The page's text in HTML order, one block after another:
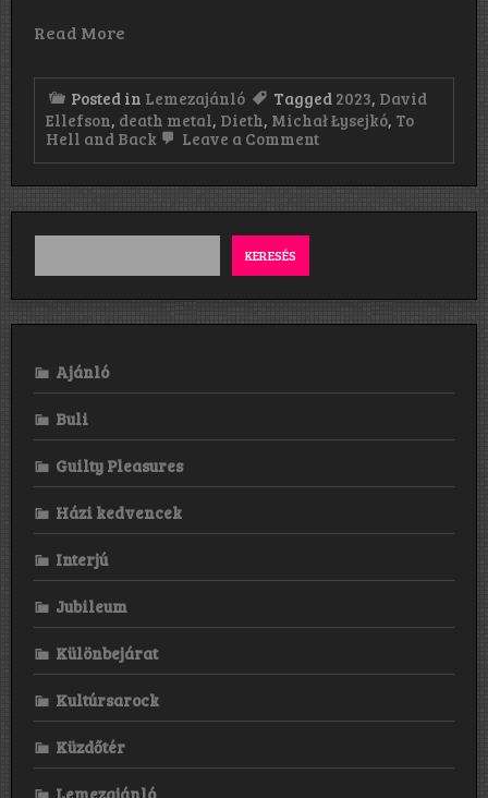
Read More
Posted in Lemezajánló Tagged 2023, David
Ellefson, death metal, Dieth, Michał Łysejkó, To
Hell and Back
Leave a Commenton
Hell
and
KERESÉS
Ajánló
Buli
Guilty Pleasures
Házi kedvencek
Interjú
Jubileum
Különbejárat
Kultúrsarock
Küzdőtér